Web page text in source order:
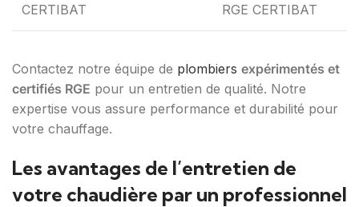
CERTIBAT RGE CERTIBAT
Contactez notre équipe de plombiers expérimentés et
certifiés RGE pour un entretien de qualité. Notre
expertise vous assure performance et durabilité pour
votre chauffage.
Les avantages de l’entretien de
votre chaudière par un professionnel